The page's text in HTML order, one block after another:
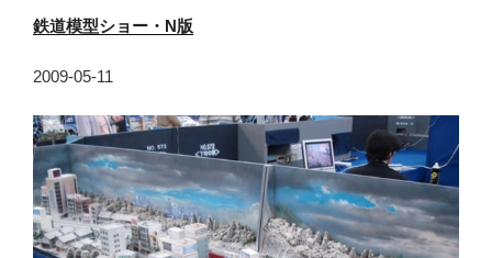
鉄道模型ショー・N版
2009-05-11